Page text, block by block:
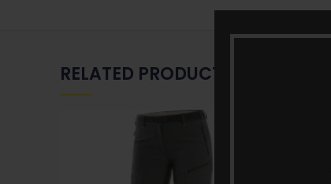
RELATED PRODUCTS